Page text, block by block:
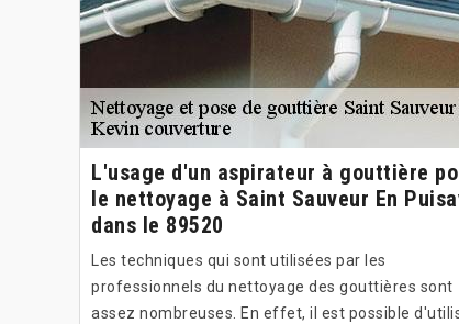
L'usage d'un aspirateur à gouttière
le nettoyage à Saint Sauveur En
dans le 89520
Les techniques qui sont utilisées par les
professionnels du nettoyage des gouttières sont
assez nombreuses. En effet, il est possible